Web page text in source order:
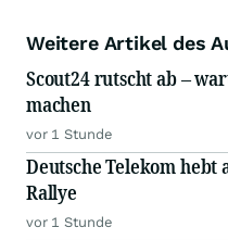
Weitere Artikel des
Scout24 rutscht ab –
machen
vor 1 Stunde
Deutsche Telekom hebt
Rallye
vor 1 Stunde